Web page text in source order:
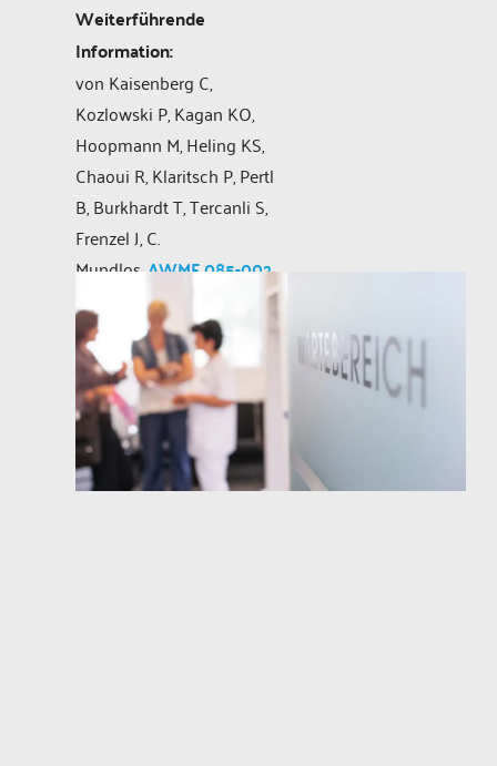
Weiterführende
Information:
von Kaisenberg C,
Kozlowski P, Kagan KO,
Hoopmann M, Heling KS,
Chaoui R, Klaritsch P, Pertl
B, Burkhardt T, Tercanli S,
Frenzel J, C.
Mundlos. AWMF 085-002
S2e LL Ersttrimester
Diagnostik und Therapie
@ 11-
13+6Schwangerschaftswochen
Bilderquelle: ©Andrey-
Popov – stock.adobe.com